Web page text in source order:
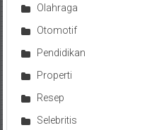
Olahraga
Otomotif
Pendidikan
Properti
Resep
Selebritis